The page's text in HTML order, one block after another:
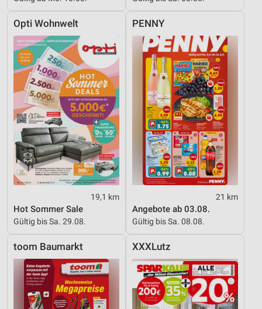
Opti Wohnwelt
19,1 km
Hot Sommer Sale
Gültig bis Sa. 29.08.
PENNY
21 km
Angebote ab 03.08.
Gültig bis Sa. 08.08.
toom Baumarkt XXXLutz